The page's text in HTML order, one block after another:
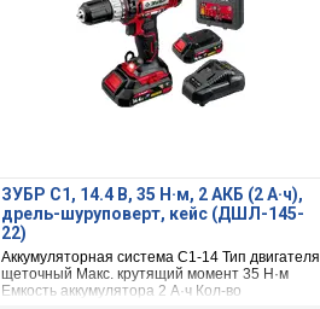
ЗУБР С1, 14.4 В, 35 Н·м, 2 АКБ (2 А·ч),
дрель-шуруповерт, кейс (ДШЛ-145-
22)
Аккумуляторная система С1-14 Тип двигателя
щеточный Макс. крутящий момент 35 Н·м
Емкость аккумулятора 2 А·ч Кол-во